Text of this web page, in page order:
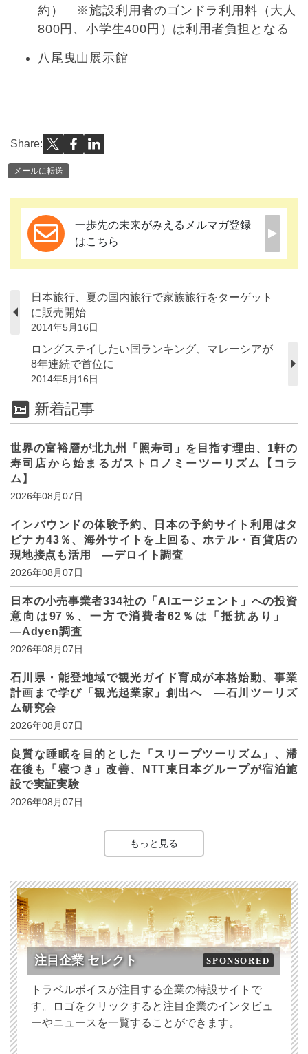
約） ※施設利用者のゴンドラ利用料（大人
800円、小学生400円）は利用者負担となる
八尾曳山展示館
Share:
メールに転送
一歩先の未来がみえるメルマガ登録
はこちら
日本旅行、夏の国内旅行で家族旅行をターゲット
に販売開始
2014年5月16日
ロングステイしたい国ランキング、マレーシアが
8年連続で首位に
2014年5月16日
新着記事
世界の富裕層が北九州「照寿司」を目指す理由、1軒の
寿司店から始まるガストロノミーツーリズム【コラ
ム】
2026年08月07日
インバウンドの体験予約、日本の予約サイト利用はタ
ビナカ43％、海外サイトを上回る、ホテル・百貨店の
現地接点も活用 ―デロイト調査
2026年08月07日
日本の小売事業者334社の「AIエージェント」への投資
意向は97％、一方で消費者62％は「抵抗あり」
―Adyen調査
2026年08月07日
石川県・能登地域で観光ガイド育成が本格始動、事業
計画まで学び「観光起業家」創出へ ―石川ツーリズ
ム研究会
2026年08月07日
良質な睡眠を目的とした「スリープツーリズム」、滞
在後も「寝つき」改善、NTT東日本グループが宿泊施
設で実証実験
2026年08月07日
もっと見る
注目企業 セレクト SPONSORED
トラベルボイスが注目する企業の特設サイトで
す。ロゴをクリックすると注目企業のインタビュ
ーやニュースを一覧することができます。